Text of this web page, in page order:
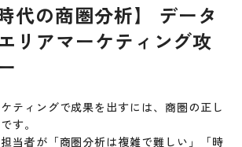
代の商圏分析】 データ
リアマーケティング攻
ティングで成果を出すには、商圏の正し
す。
当者が「商圏分析は複雑で難しい」「時